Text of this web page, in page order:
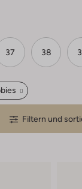
37 38
Filtern und